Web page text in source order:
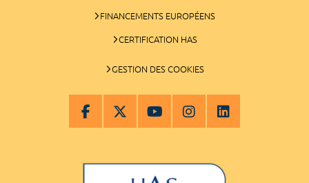
FINANCEMENTS EUROPÉENS
CERTIFICATION HAS
GESTION DES COOKIES